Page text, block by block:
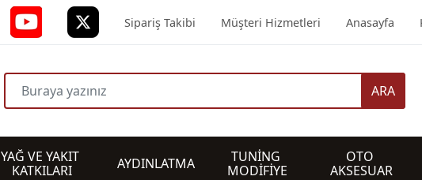
Sipariş Takibi Müşteri Hizmetleri Anasayfa
ARA
YAĞ VE YAKIT
KATKILARI
AYDINLATMA
TUNİNG
MODİFİYE
OTO
AKSESUAR